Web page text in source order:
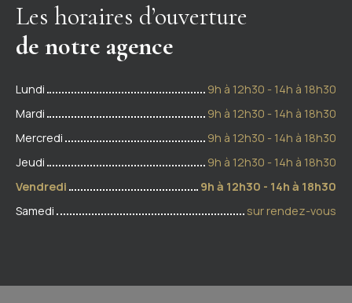
Les horaires d’ouverture
de notre agence
Lundi
9h à 12h30 - 14h à 18h30
Mardi
9h à 12h30 - 14h à 18h30
Mercredi
9h à 12h30 - 14h à 18h30
Jeudi
9h à 12h30 - 14h à 18h30
Vendredi
9h à 12h30 - 14h à 18h30
Samedi
sur rendez-vous